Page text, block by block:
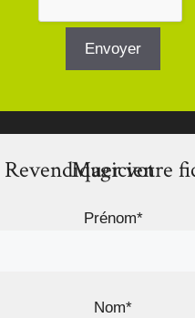
Revendiquer votre fiche Magicien
Prénom*
Nom*